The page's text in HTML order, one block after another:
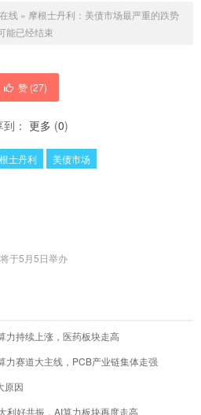
线» 摩根士丹利：美债市场最严重的跌势
能已经结束
赞 (27)
： 更多 (0)
士丹利 美债市场
于5月5日举办
力持续上涨，医药板块走高
力赛道大主线，PCB产业链集体走强
原因
利好共振，AI算力板块再度走高